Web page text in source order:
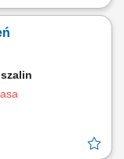
serwis ciężkich
napraw
nad systemami